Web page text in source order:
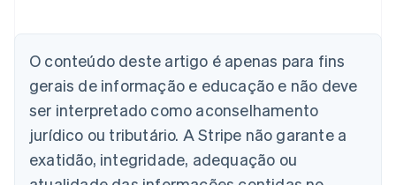
O conteúdo deste artigo é apenas para fins
gerais de informação e educação e não deve
ser interpretado como aconselhamento
jurídico ou tributário. A Stripe não garante a
exatidão, integridade, adequação ou
Austrália
Áustria
DeutschEnglish
Bélgica
English
Brasil
Português English